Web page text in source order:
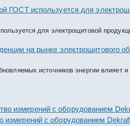
ГОСТ используется для
для электрощитовой
на рынке электрощитового
источников энергии влияет
измерений с оборудованием